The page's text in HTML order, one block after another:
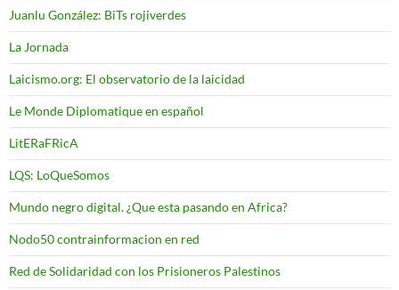
Juanlu González: BiTs rojiverdes
La Jornada
Laicismo.org: El observatorio de la laicidad
Le Monde Diplomatique en español
LitERaFRicA
LQS: LoQueSomos
Mundo negro digital. ¿Que esta pasando en Africa?
Nodo50 contrainformacion en red
Red de Solidaridad con los Prisioneros Palestinos